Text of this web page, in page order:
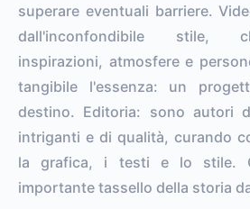
superare eventuali barriere.
dall'inconfondibile stile,
inspirazioni, atmosfere e
tangibile l'essenza: un
destino. Editoria: sono autori
intriganti e di qualità, curando
la grafica, i testi e lo stile.
importante tassello della storia